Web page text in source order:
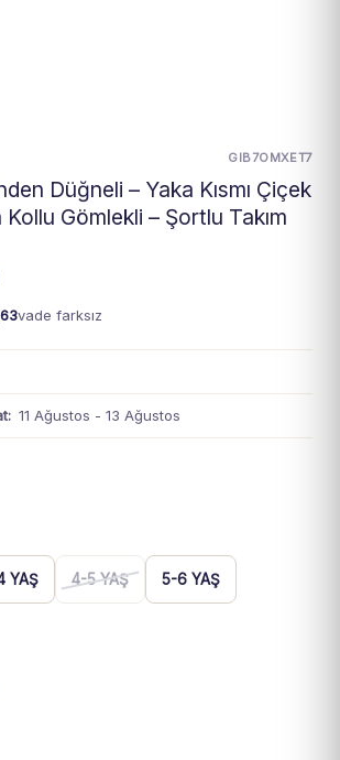
GIB7OMXET7
Düğneli – Yaka Kısmı Çiçek
Kollu Gömlekli – Şortlu Takım
vade farksız
11 Ağustos - 13 Ağustos
YAŞ 4-5 YAŞ 5-6 YAŞ